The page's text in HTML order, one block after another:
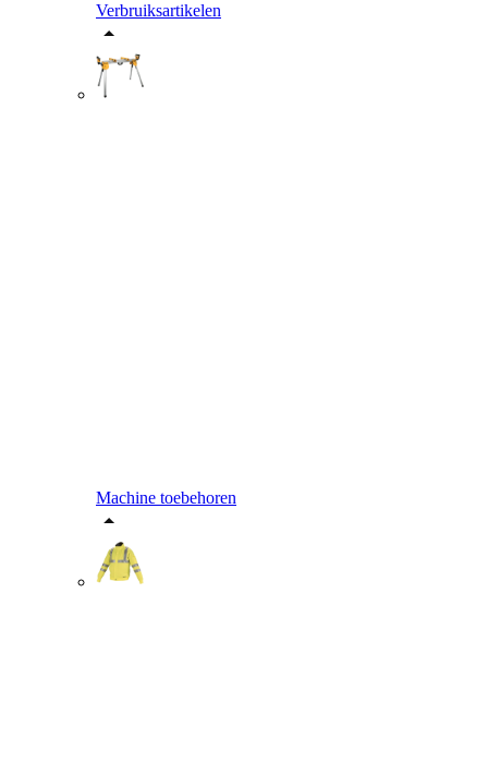
Verbruiksartikelen
Machine toebehoren